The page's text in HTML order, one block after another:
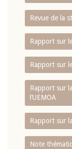
Revue de la
Rapport sur
Rapport sur
Rapport sur
l‘UEMOA
Rapport sur
Note